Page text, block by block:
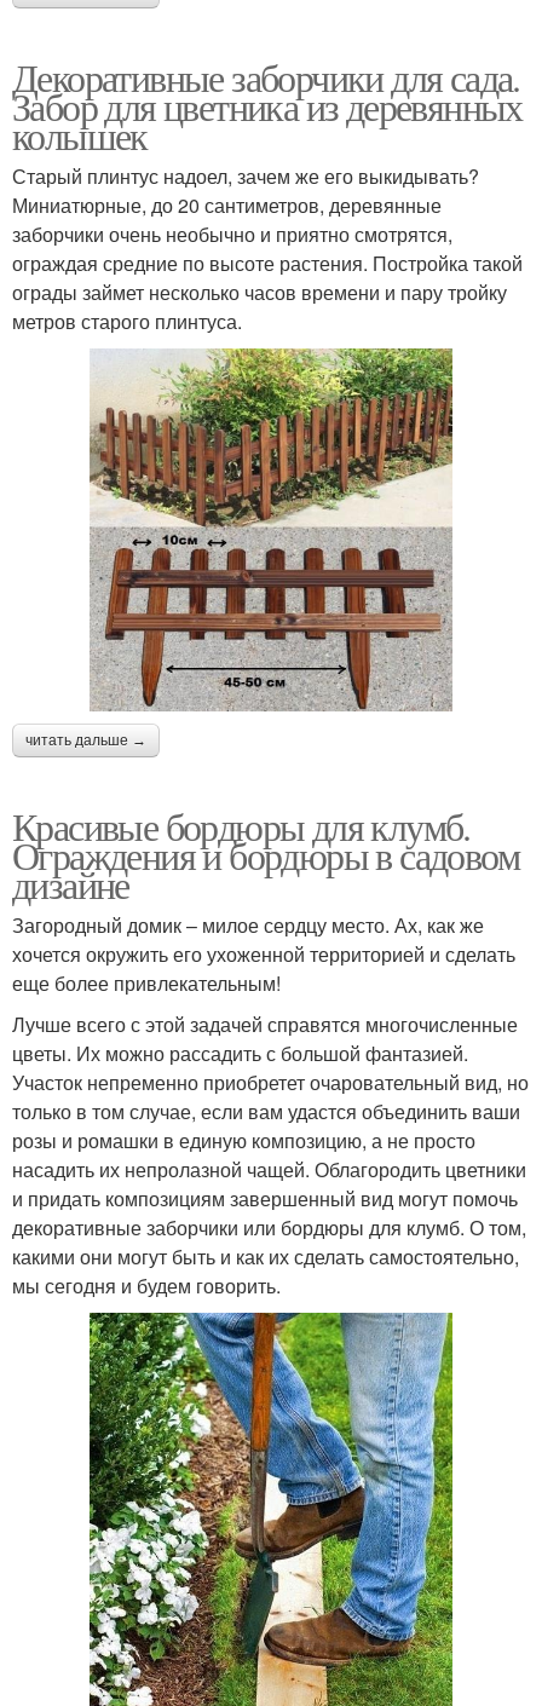
Декоративные заборчики для сада.
Забор для цветника из деревянных
колышек
Старый плинтус надоел, зачем же его выкидывать?
Миниатюрные, до 20 сантиметров, деревянные
заборчики очень необычно и приятно смотрятся,
ограждая средние по высоте растения. Постройка такой
ограды займет несколько часов времени и пару тройку
метров старого плинтуса.
читать дальше →
Красивые бордюры для клумб.
Ограждения и бордюры в садовом
дизайне
Загородный домик – милое сердцу место. Ах, как же
хочется окружить его ухоженной территорией и сделать
еще более привлекательным!
Лучше всего с этой задачей справятся многочисленные
цветы. Их можно рассадить с большой фантазией.
Участок непременно приобретет очаровательный вид, но
только в том случае, если вам удастся объединить ваши
розы и ромашки в единую композицию, а не просто
насадить их непролазной чащей. Облагородить цветники
и придать композициям завершенный вид могут помочь
декоративные заборчики или бордюры для клумб. О том,
какими они могут быть и как их сделать самостоятельно,
мы сегодня и будем говорить.